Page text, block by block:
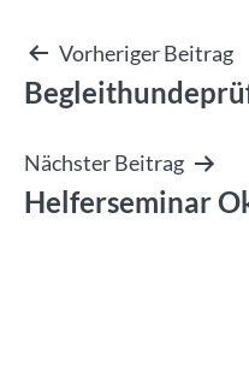
Vorheriger Beitrag
Nächster Beitrag
Helferseminar